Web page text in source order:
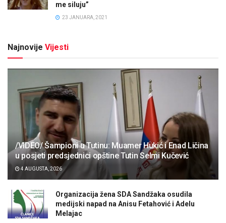
me siluju”
23 JANUARA, 2021
Najnovije Vijesti
/VIDEO/ Šampioni u Tutinu: Muamer Hukić i Enad Ličina
u posjeti predsjednici opštine Tutin Selmi Kučević
4 AUGUSTA, 2026
Organizacija žena SDA Sandžaka osudila
medijski napad na Anisu Fetahović i Adelu
Melajac